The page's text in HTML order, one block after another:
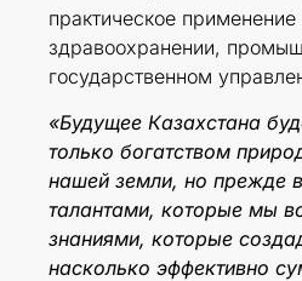
практическое
здравоохранении,
государственном
«Будущее Казахстана
только богатством
нашей земли, но прежде
талантами, которые мы
знаниями, которые
насколько эффективно